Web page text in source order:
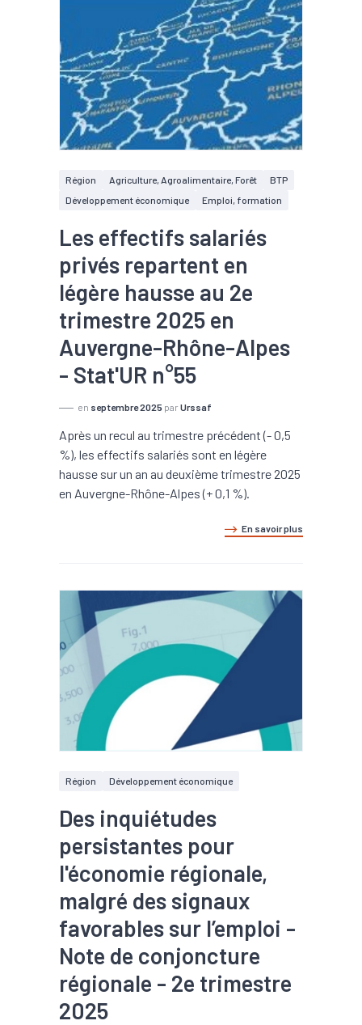
Région Agriculture, Agroalimentaire, Forêt
BTP
Développement économique
Emploi, formation
Les effectifs salariés
privés repartent en
légère hausse au 2e
trimestre 2025 en
Auvergne-Rhône-Alpes
- Stat'UR n°55
en septembre 2025 par Urssaf
Après un recul au trimestre précédent (- 0,5
%), les effectifs salariés sont en légère
hausse sur un an au deuxième trimestre 2025
en Auvergne-Rhône-Alpes (+ 0,1 %).
En savoir plus
Région Développement économique
Des inquiétudes
persistantes pour
l'économie régionale,
malgré des signaux
favorables sur l’emploi -
Note de conjoncture
régionale - 2e trimestre
2025